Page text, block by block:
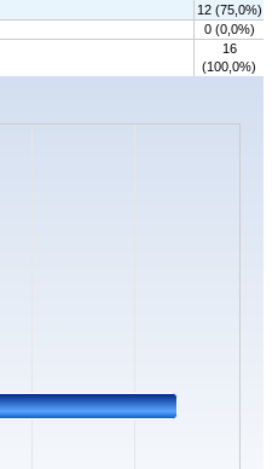
12 (75,0%)
0 (0,0%)
16
(100,0%)